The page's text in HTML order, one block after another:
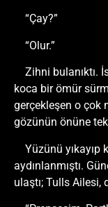
“Çay?”
“Olur.”
Zihni bulanıktı.
koca bir ömür
gerçekleşen o çok
gözünün önüne
Yüzünü
aydınlanmıştı.
ulaştı; Tulls Ailesi,